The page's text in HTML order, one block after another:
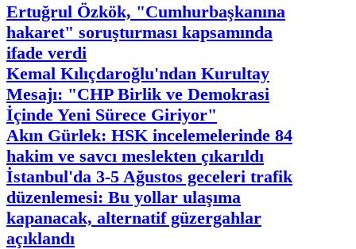
Ertuğrul Özkök, "Cumhurbaşkanına
hakaret" soruşturması kapsamında
ifade verdi
Kemal Kılıçdaroğlu'ndan Kurultay
Mesajı: "CHP Birlik ve Demokrasi
İçinde Yeni Sürece Giriyor"
Akın Gürlek: HSK incelemelerinde 84
hakim ve savcı meslekten çıkarıldı
İstanbul'da 3-5 Ağustos geceleri trafik
düzenlemesi: Bu yollar ulaşıma
kapanacak, alternatif güzergahlar
açıklandı